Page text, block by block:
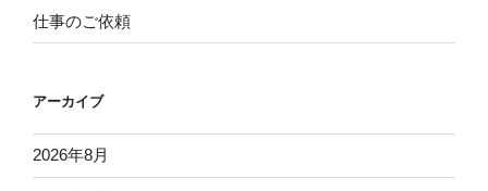
仕事のご依頼
アーカイブ
2026年8月